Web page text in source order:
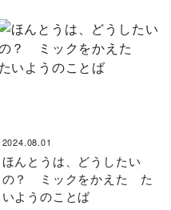
2024.08.01
ほんとうは、どうしたい
の？ ミックをかえた た
いようのことば